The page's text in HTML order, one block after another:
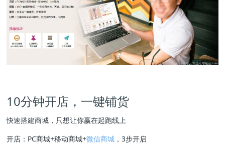
10分钟开店，一键铺货
快速搭建商城，只想让你赢在起跑线上
开店：PC商城+移动商城+微信商城 ，3步开启